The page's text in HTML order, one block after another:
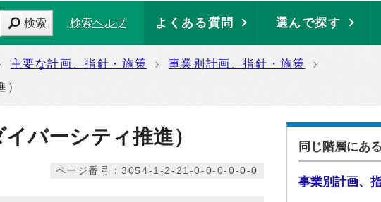
検索 検索ヘルプ よくある質問 選んで探す
主要な計画、指針・施策
事業別計画、指針・施策
）
バーシティ推進）
ページ番号：3054-1-2-21-0-0-0-0-0-0
同じ階層にあ
事業別計画、